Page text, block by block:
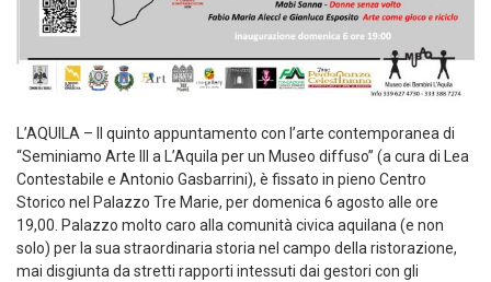
L’AQUILA – Il quinto appuntamento con l’arte contemporanea di
“Seminiamo Arte III a L’Aquila per un Museo diffuso” (a cura di
Lea
Contestabile e Antonio Gasbarrini), è fissato in pieno Centro
Storico nel Palazzo Tre Marie, perdomenica 6 agosto alle ore
19,00. Palazzo molto caro alla comunità civica aquilana (e non
solo) per la sua straordinaria storia nel campo della ristorazione,
mai disgiunta da stretti rapporti intessuti dai gestori con gli